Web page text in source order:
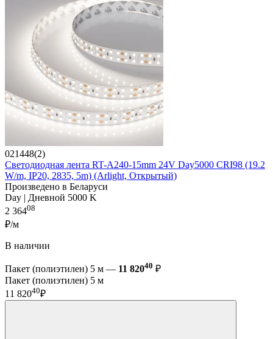
021448(2)
Светодиодная лента RT-A240-15mm 24V Day5000 CRI98 (19.2
W/m, IP20, 2835, 5m) (Arlight, Открытый)
Произведено в Беларуси
Day | Дневной 5000 K
2 36408
₽/м
В наличии
Пакет (полиэтилен) 5 м — 11 82040 ₽
Пакет (полиэтилен) 5 м
11 82040₽